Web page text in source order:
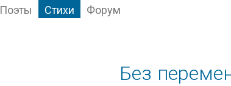
Поэты Стихи Форум
Без